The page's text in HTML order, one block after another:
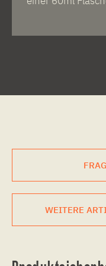
WEITERE